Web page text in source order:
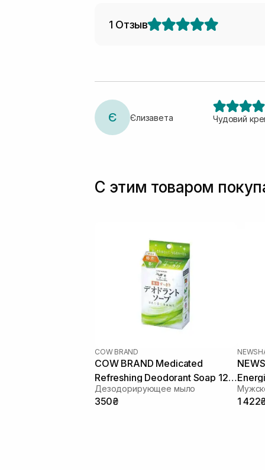
1 Отзыв
Є Єлизавета Чудовий
С этим товаром
COW BRAND
COW BRAND Medicated
Refreshing Deodorant Soap 125
г
Дезодорирующее мыло
350₴ 1